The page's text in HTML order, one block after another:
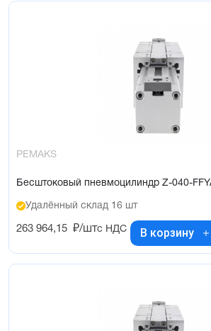
PEMAKS
Бесштоковый пневмоцилиндр Z-040-
Удалённый склад 16 шт
263 964,15 ₽/штс НДС В корзину